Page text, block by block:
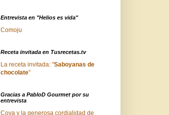
Entrevista en "Helios es vida"
Comoju
Receta invitada en Tusrecetas.tv
La receta invitada: "Saboyanas de
chocolate"
Gracias a PabloD Gourmet por su
entrevista
Cova y la generosa cordialidad de